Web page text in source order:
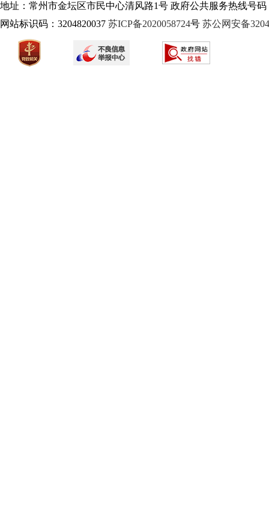
地址：常州市金坛区市民中心清风路1号 政府公共服务热线号码
网站标识码：3204820037 苏ICP备2020058724号 苏公网安备